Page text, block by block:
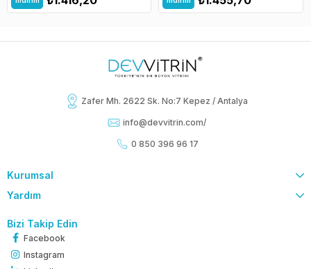
Zafer Mh. 2622 Sk. No:7 Kepez / Antalya
info@devvitrin.com/
0 850 396 96 17
Kurumsal
Yardım
Bizi Takip Edin
Facebook
Instagram